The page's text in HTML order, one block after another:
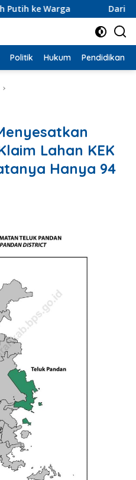
Dari Ruang
Politik Hukum Pendidikan
Lahan KEK
Hanya 94